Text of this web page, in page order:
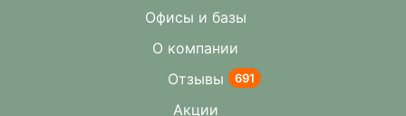
Офисы и базы
О компании
Отзывы
691
Акции